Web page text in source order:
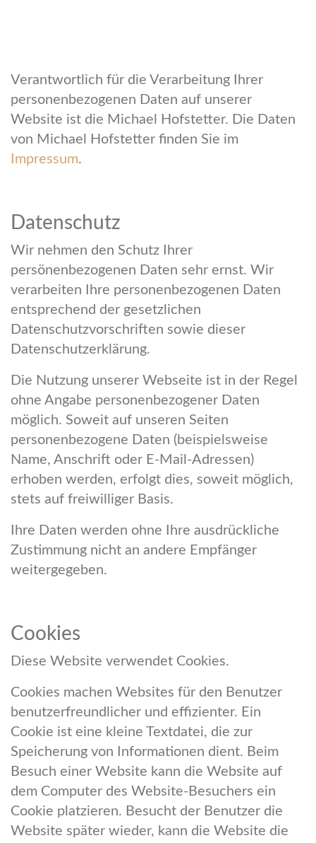
Verantwortlich für die Verarbeitung Ihrer
personenbezogenen Daten auf unserer
Website ist die Michael Hofstetter. Die Daten
von Michael Hofstetter finden Sie im
Impressum.
Datenschutz
Wir nehmen den Schutz Ihrer
persönenbezogenen Daten sehr ernst. Wir
verarbeiten Ihre personenbezogenen Daten
entsprechend der gesetzlichen
Datenschutzvorschriften sowie dieser
Datenschutzerklärung.
Die Nutzung unserer Webseite ist in der Regel
ohne Angabe personenbezogener Daten
möglich. Soweit auf unseren Seiten
personenbezogene Daten (beispielsweise
Name, Anschrift oder E-Mail-Adressen)
erhoben werden, erfolgt dies, soweit möglich,
stets auf freiwilliger Basis.
Ihre Daten werden ohne Ihre ausdrückliche
Zustimmung nicht an andere Empfänger
weitergegeben.
Cookies
Diese Website verwendet Cookies.
Cookies machen Websites für den Benutzer
benutzerfreundlicher und effizienter. Ein
Cookie ist eine kleine Textdatei, die zur
Speicherung von Informationen dient. Beim
Besuch einer Website kann die Website auf
dem Computer des Website-Besuchers ein
Cookie platzieren. Besucht der Benutzer die
Website später wieder, kann die Website die